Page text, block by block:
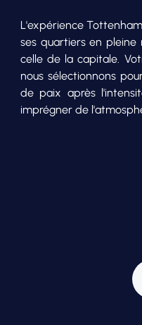
L'expérience
ses quartiers en pleine
celle de la capitale.
nous sélectionnons
de paix après
imprégner de